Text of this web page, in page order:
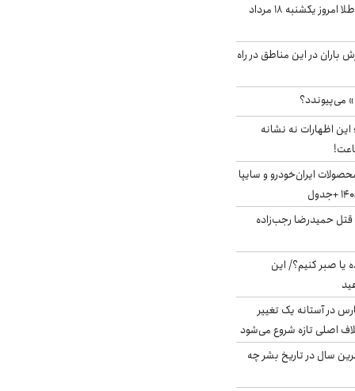
قیمت سکه و قیمت طلا امروز یکشنبه ۱۸ مرداد
باران در این مناطق در راه
می‌پیوندد؟
اظهارات نه نشانه
ایران‌خودرو و سایپا
قتل حمیدرضا رجب‌زاده
یا صبر کنیم؟/ این
در آستانه یک تغییر
اصلی تازه شروع می‌شود
سال در تاریخ بشر چه